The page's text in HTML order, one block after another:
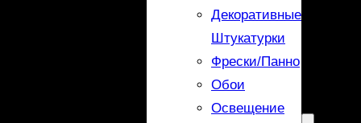
Декоративные
Штукатурки
Фрески/панно
Обои
Освещение